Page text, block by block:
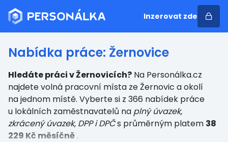
Inzerovat zde
Nabídka práce: Žernovice
Hledáte práci v Žernovicích? Na Personálka.cz
najdete volná pracovní místa ze Žernovic a okolí
na jednom místě. Vyberte si z 366 nabídek práce
u lokálních zaměstnavatelů na plný úvazek,
zkrácený úvazek, DPP i DPČs průměrným platem 38
229 Kč měsíčně .